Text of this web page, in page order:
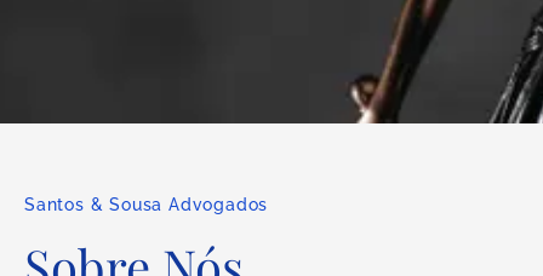
Santos & Sousa Advogados